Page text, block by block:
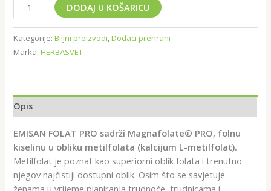
DODAJ U KOŠARICU
Kategorije:Biljni proizvodi,Dodaci prehrani
Marka:HERBASVET
Opis
EMISAN FOLAT PRO sadrži Magnafolate® PRO, folnu
kiselinu u obliku metilfolata (kalcijum L-metilfolat).
Metilfolat je poznat kao superiorni oblik folata i trenutno
njegov najčistiji dostupni oblik. Osim što se savjetuje
ženama u vrijeme planiranja trudnoće, trudnicama i